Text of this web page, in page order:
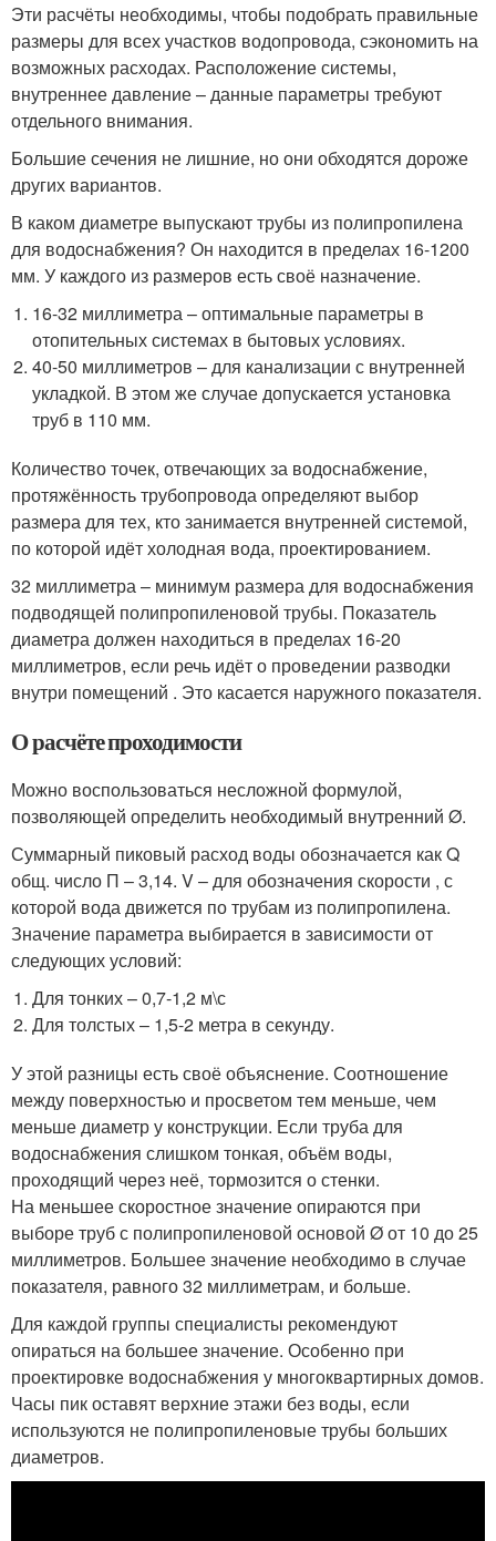
Эти расчёты необходимы, чтобы подобрать правильные
размеры для всех участков водопровода, сэкономить на
возможных расходах. Расположение системы,
внутреннее давление – данные параметры требуют
отдельного внимания.
Большие сечения не лишние, но они обходятся дороже
других вариантов.
В каком диаметре выпускают трубы из полипропилена
для водоснабжения? Он находится в пределах 16-1200
мм. У каждого из размеров есть своё назначение.
16-32 миллиметра – оптимальные параметры в
отопительных системах в бытовых условиях.
40-50 миллиметров – для канализации с внутренней
укладкой. В этом же случае допускается установка
труб в 110 мм.
Количество точек, отвечающих за водоснабжение,
протяжённость трубопровода определяют выбор
размера для тех, кто занимается внутренней системой,
по которой идёт холодная вода, проектированием.
32 миллиметра – минимум размера для водоснабжения
подводящей полипропиленовой трубы. Показатель
диаметра должен находиться в пределах 16-20
миллиметров, если речь идёт о проведении разводки
внутри помещений . Это касается наружного показателя.
О расчёте проходимости
Можно воспользоваться несложной формулой,
позволяющей определить необходимый внутренний Ø.
Суммарный пиковый расход воды обозначается как Q
общ. число П – 3,14. V – для обозначения скорости , с
которой вода движется по трубам из полипропилена.
Значение параметра выбирается в зависимости от
следующих условий:
Для тонких – 0,7-1,2 м\с
Для толстых – 1,5-2 метра в секунду.
У этой разницы есть своё объяснение. Соотношение
между поверхностью и просветом тем меньше, чем
меньше диаметр у конструкции. Если труба для
водоснабжения слишком тонкая, объём воды,
проходящий через неё, тормозится о стенки.
На меньшее скоростное значение опираются при
выборе труб с полипропиленовой основой Ø от 10 до 25
миллиметров. Большее значение необходимо в случае
показателя, равного 32 миллиметрам, и больше.
Для каждой группы специалисты рекомендуют
опираться на большее значение. Особенно при
проектировке водоснабжения у многоквартирных домов.
Часы пик оставят верхние этажи без воды, если
используются не полипропиленовые трубы больших
диаметров.